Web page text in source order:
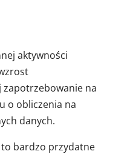
aktywności
zapotrzebowanie na
o obliczenia na
danych.
bardzo przydatne